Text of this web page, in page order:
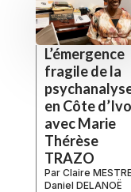
L’émergence
fragile de la
en Côte
avec Marie
Thérèse
TRAZO
Par Claire
Daniel DELANOË